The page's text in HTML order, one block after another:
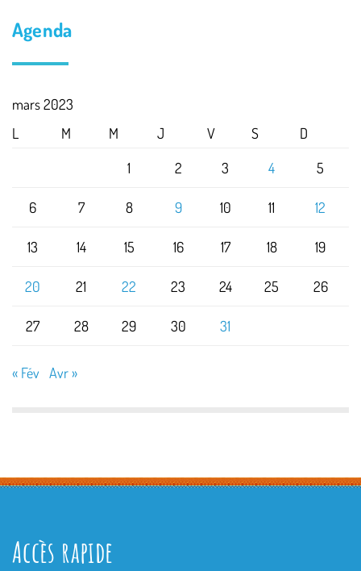
Agenda
mars 2023
L
M M J V S
D
1
2 3 4 5
6 7 8 9 10 11 12
13 14 15 16 17 18 19
20 21 22 23 24 25 26
27 28 29 30 31
« Fév Avr »
Accès rapide